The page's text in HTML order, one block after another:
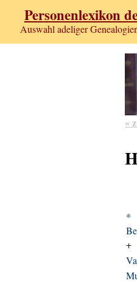
Personenlexikon
Auswahl adeliger
«
*
+